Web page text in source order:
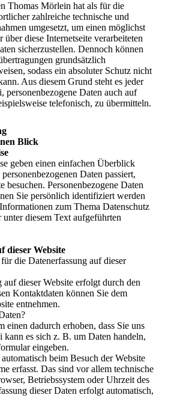
Thomas Mörlein hat als für die
zahlreiche technische und
umgesetzt, um einen möglichst
über diese Internetseite verarbeiteten
sicherzustellen. Dennoch können
grundsätzlich
sodass ein absoluter Schutz nicht
Aus diesem Grund steht es jeder
personenbezogene Daten auch auf
telefonisch, zu übermitteln.
Blick
geben einen einfachen Überblick
Daten passiert,
besuchen. Personenbezogene Daten
Sie persönlich identifiziert werden
zum Thema Datenschutz
unter diesem Text aufgeführten
dieser Website
die Datenerfassung auf dieser
dieser Website erfolgt durch den
Kontaktdaten können Sie dem
entnehmen.
einen dadurch erhoben, dass Sie uns
kann es sich z. B. um Daten handeln,
eingeben.
beim Besuch der Website
erfasst. Das sind vor allem technische
Betriebssystem oder Uhrzeit des
dieser Daten erfolgt automatisch,